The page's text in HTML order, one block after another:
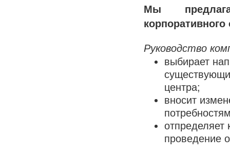
Мы
Руководство
выбирает
центра;
вносит
отпределяет
проведение